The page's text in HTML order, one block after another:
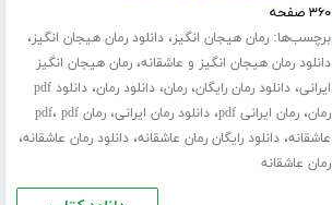
۳۶۰ صفحه
برچسب‌ها:رمان هیجان انگیز،دانلود رمان هیجان انگیز،
دانلود رمان هیجان انگیز و عاشقانه،رمان هیجان انگیز
ایرانی،دانلود رمان رایگان،رمان،دانلود رمان،
دانلود pdf
رمان،رمان ایرانی pdf ،دانلود رمان ایرانی،رمان pdf ، pdf
عاشقانه،دانلود رایگان رمان عاشقانه،دانلود رمان عاشقانه،
رمان عاشقانه